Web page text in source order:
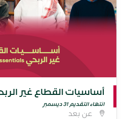
أساسيات القطاع غير
انتهاء التقديم 31 ديسمبر
عن بعد